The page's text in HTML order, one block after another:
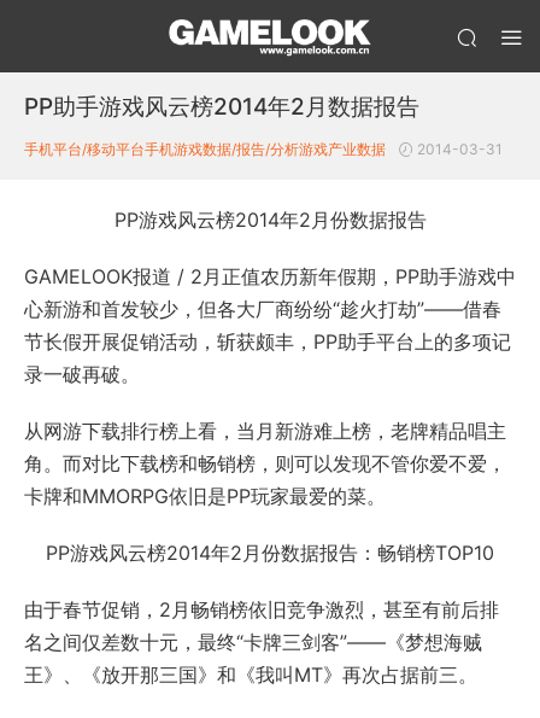
PP助手游戏风云榜2014年2月数据报告
手机平台/移动平台手机游戏数据/报告/分析游戏产业数据 2014-03-31
PP游戏风云榜2014年2月份数据报告
GAMELOOK报道 / 2月正值农历新年假期，PP助手游戏中
心新游和首发较少，但各大厂商纷纷“趁火打劫”——借春
节长假开展促销活动，斩获颇丰，PP助手平台上的多项记
录一破再破。
从网游下载排行榜上看，当月新游难上榜，老牌精品唱主
角。而对比下载榜和畅销榜，则可以发现不管你爱不爱，
卡牌和MMORPG依旧是PP玩家最爱的菜。
PP游戏风云榜2014年2月份数据报告：畅销榜TOP10
由于春节促销，2月畅销榜依旧竞争激烈，甚至有前后排
名之间仅差数十元，最终“卡牌三剑客”——《梦想海贼
王》、《放开那三国》和《我叫MT》再次占据前三。